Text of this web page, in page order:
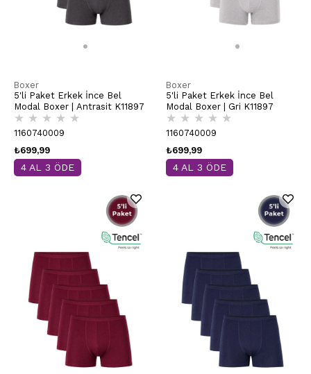
Boxer
5'li Paket Erkek İnce Bel
Modal Boxer | Antrasit K11897
★ ★ ★ ★ ★
1160740009
₺699,99
4 AL 3 ÖDE
Boxer
5'li Paket Erkek İnce Bel
Modal Boxer | Gri K11897
★ ★ ★ ★ ★
1160740009
₺699,99
4 AL 3 ÖDE